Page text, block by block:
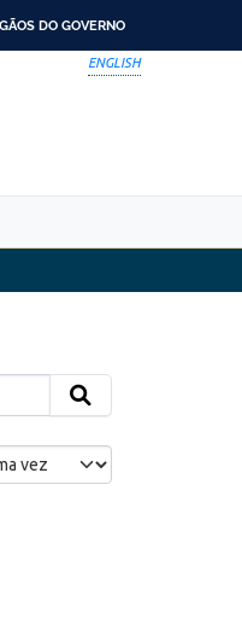
DO GOVERNO
ENGLISH